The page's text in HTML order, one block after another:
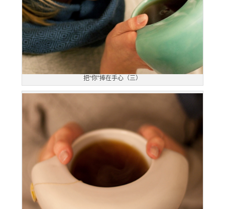
把“你”捧在手心（三）